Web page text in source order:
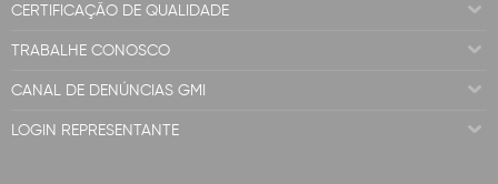
CERTIFICAÇÃO DE QUALIDADE
TRABALHE CONOSCO
CANAL DE DENÚNCIAS GMI
LOGIN REPRESENTANTE